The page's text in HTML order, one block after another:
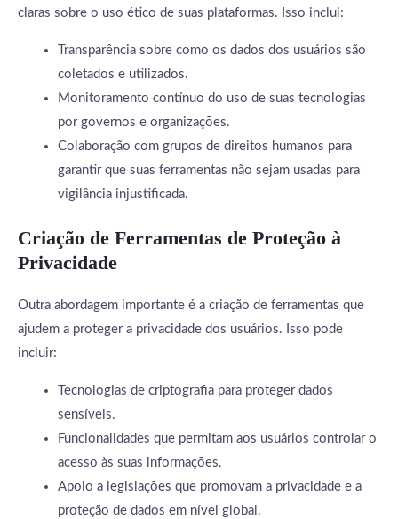
claras sobre o uso ético de suas plataformas. Isso inclui:
Transparência sobre como os dados dos usuários são
coletados e utilizados.
Monitoramento contínuo do uso de suas tecnologias
por governos e organizações.
Colaboração com grupos de direitos humanos para
garantir que suas ferramentas não sejam usadas para
vigilância injustificada.
Criação de Ferramentas de Proteção à
Privacidade
Outra abordagem importante é a criação de ferramentas que
ajudem a proteger a privacidade dos usuários. Isso pode
incluir:
Tecnologias de criptografia para proteger dados
sensíveis.
Funcionalidades que permitam aos usuários controlar o
acesso às suas informações.
Apoio a legislações que promovam a privacidade e a
proteção de dados em nível global.